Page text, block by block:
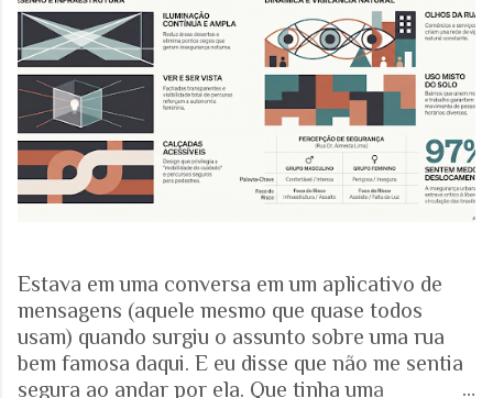
Estava em uma conversa em um aplicativo de
mensagens (aquele mesmo que quase todos
usam) quando surgiu o assunto sobre uma rua
bem famosa daqui. E eu disse que não me sentia
segura ao andar por ela. Que tinha uma